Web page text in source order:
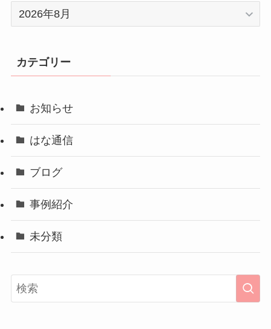
ア
ー
イ
ブ
カテゴリー
お知らせ
はな通信
ブログ
事例紹介
未分類